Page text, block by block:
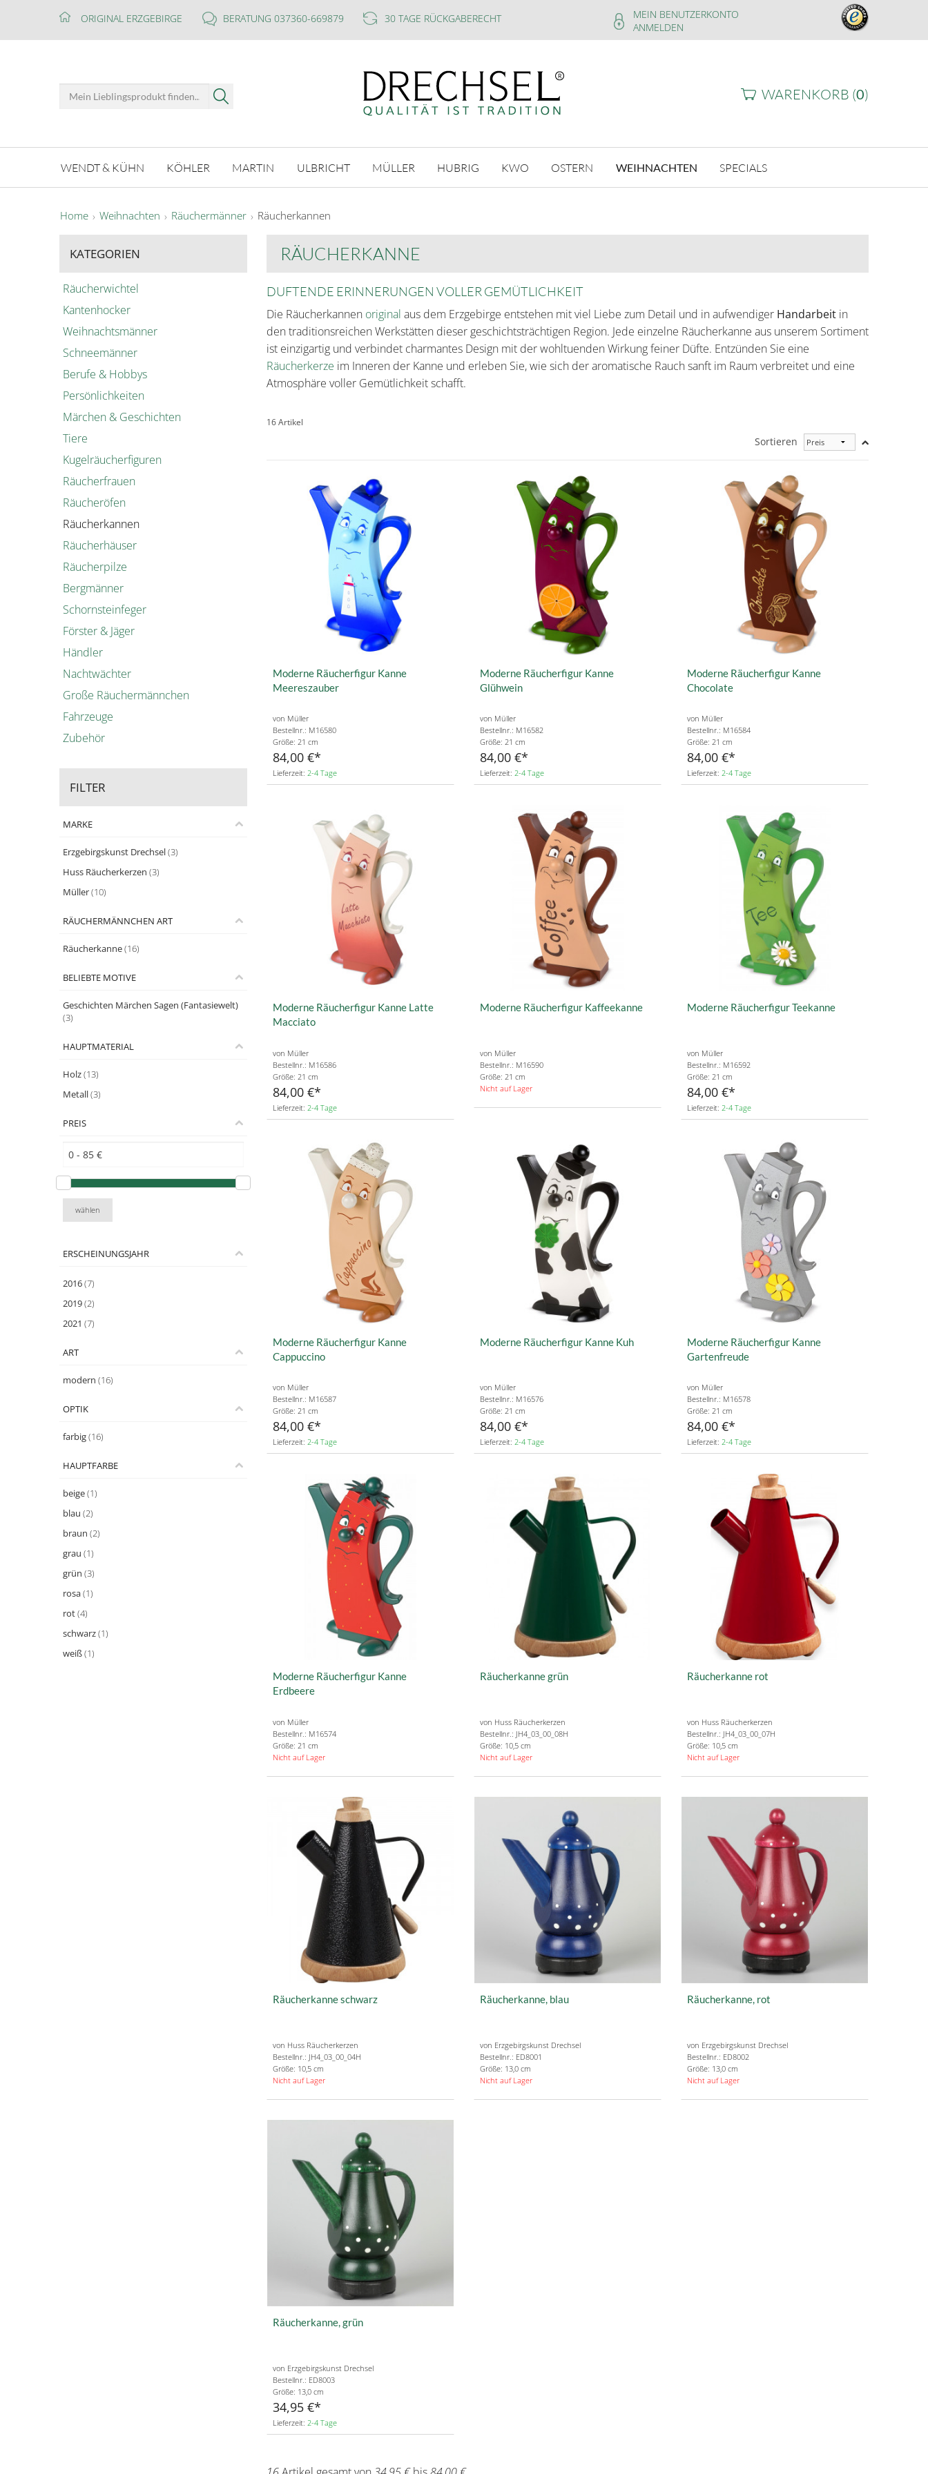
ORIGINAL ERZGEBIRGE BERATUNG 037360-669879 30 TAGE RÜCKGABERECHT
MEIN BENUTZERKONTO
ANMELDEN
WARENKORB (0)
WENDT & KÜHN KÖHLER MARTIN ULBRICHT MÜLLER HUBRIG KWO OSTERN WEIHNACHTEN SPECIALS
Home Weihnachten Räuchermänner Räucherkannen
KATEGORIEN
Räucherwichtel
Kantenhocker
Weihnachtsmänner
Schneemänner
Berufe & Hobbys
Persönlichkeiten
Märchen & Geschichten
Tiere
Kugelräucherfiguren
Räucherfrauen
Räucheröfen
Räucherkannen
Räucherhäuser
Räucherpilze
Bergmänner
Schornsteinfeger
Förster & Jäger
Händler
Nachtwächter
Große Räuchermännchen
Fahrzeuge
Zubehör
FILTER
MARKE
Erzgebirgskunst Drechsel(3)
Huss Räucherkerzen (3)
Müller(10)
RÄUCHERMÄNNCHEN ART
Räucherkanne(16)
BELIEBTE MOTIVE
Geschichten Märchen Sagen (Fantasiewelt)
(3)
HAUPTMATERIAL
Holz(13)
Metall(3)
PREIS
wählen
ERSCHEINUNGSJAHR
2016(7)
2019(2)
2021 (7)
ART
modern (16)
OPTIK
farbig(16)
HAUPTFARBE
beige(1)
blau (2)
braun (2)
grau (1)
grün (3)
rosa(1)
rot(4)
schwarz(1)
weiß(1)
RÄUCHERKANNE
DUFTENDE ERINNERUNGEN VOLLER GEMÜTLICHKEIT
Die Räucherkannen original aus dem Erzgebirge entstehen mit viel Liebe zum Detail und in aufwendiger Handarbeit in
den traditionsreichen Werkstätten dieser geschichtsträchtigen Region. Jede einzelne Räucherkanne aus unserem Sortiment
ist einzigartig und verbindet charmantes Design mit der wohltuenden Wirkung feiner Düfte. Entzünden Sie eine
Räucherkerze im Inneren der Kanne und erleben Sie, wie sich der aromatische Rauch sanft im Raum verbreitet und eine
Atmosphäre voller Gemütlichkeit schafft.
16 Artikel
Sortieren
Moderne Räucherfigur Kanne
Meereszauber
von Müller
Bestellnr.: M16580
Größe: 21 cm
84,00 €
Lieferzeit: 2-4 Tage
Moderne Räucherfigur Kanne
Glühwein
von Müller
Bestellnr.: M16582
Größe: 21 cm
84,00 €
Lieferzeit: 2-4 Tage
Moderne Räucherfigur Kanne
Chocolate
von Müller
Bestellnr.: M16584
Größe: 21 cm
84,00 €
Lieferzeit: 2-4 Tage
Moderne Räucherfigur Kanne Latte
Macciato
von Müller
Bestellnr.: M16586
Größe: 21 cm
84,00 €
Lieferzeit: 2-4 Tage
Moderne Räucherfigur Kaffeekanne
von Müller
Bestellnr.: M16590
Größe: 21 cm
Nicht auf Lager
Moderne Räucherfigur Teekanne
von Müller
Bestellnr.: M16592
Größe: 21 cm
84,00 €
Lieferzeit: 2-4 Tage
Moderne Räucherfigur Kanne
Cappuccino
von Müller
Bestellnr.: M16587
Größe: 21 cm
84,00 €
Lieferzeit: 2-4 Tage
Moderne Räucherfigur Kanne Kuh
von Müller
Bestellnr.: M16576
Größe: 21 cm
84,00 €
Lieferzeit: 2-4 Tage
Moderne Räucherfigur Kanne
Gartenfreude
von Müller
Bestellnr.: M16578
Größe: 21 cm
84,00 €
Lieferzeit: 2-4 Tage
Moderne Räucherfigur Kanne
Erdbeere
von Müller
Bestellnr.: M16574
Größe: 21 cm
Nicht auf Lager
Räucherkanne grün
von Huss Räucherkerzen
Bestellnr.: JH4_03_00_08H
Größe: 10,5 cm
Nicht auf Lager
Räucherkanne rot
von Huss Räucherkerzen
Bestellnr.: JH4_03_00_07H
Größe: 10,5 cm
Nicht auf Lager
Räucherkanne schwarz
von Huss Räucherkerzen
Bestellnr.: JH4_03_00_04H
Größe: 10,5 cm
Nicht auf Lager
Räucherkanne, blau
von Erzgebirgskunst Drechsel
Bestellnr.: ED8001
Größe: 13,0 cm
Nicht auf Lager
Räucherkanne, rot
von Erzgebirgskunst Drechsel
Bestellnr.: ED8002
Größe: 13,0 cm
Nicht auf Lager
Räucherkanne, grün
von Erzgebirgskunst Drechsel
Bestellnr.: ED8003
Größe: 13,0 cm
34,95 €
Lieferzeit: 2-4 Tage